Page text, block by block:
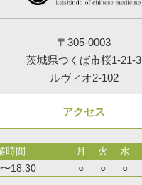
〒305-0003
茨城県つくば市桜1-21-3
ルヴィオ2-102
アクセス
時間 月 火 水
18:30
○ ○ ○